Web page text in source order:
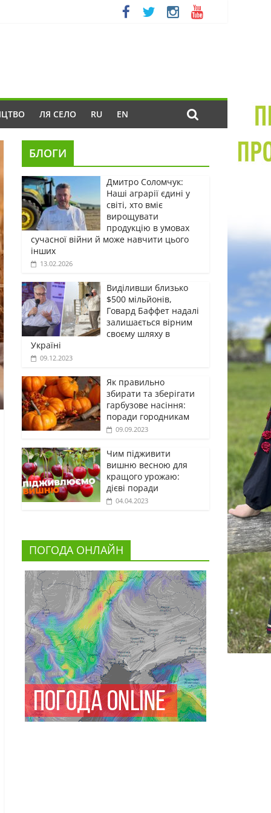
ЛЯ СЕЛО RU EN
БЛОГИ
Дмитро Соломчук:
Наші аграрії єдині у
світі, хто вміє
вирощувати
продукцію в умовах
сучасної війни й може навчити цього
інших
13.02.2026
Виділивши близько
$500 мільйонів,
Говард Баффет надалі
залишається вірним
своєму шляху в
Україні
09.12.2023
Як правильно
збирати та зберігати
гарбузове насіння:
поради городникам
09.09.2023
Чим підживити
вишню весною для
кращого урожаю:
дієві поради
04.04.2023
ПОГОДА ОНЛАЙН